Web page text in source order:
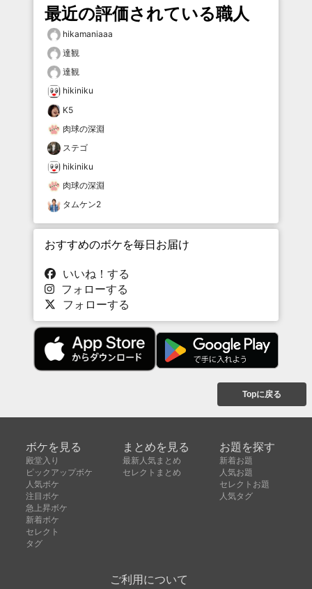
最近の評価されている職人
hikamaniaaa
達観
達観
hikiniku
K5
肉球の深淵
ステゴ
hikiniku
肉球の深淵
タムケン2
おすすめのボケを毎日お届け
いいね！する
フォローする
フォローする
Topに戻る
ボケを見る
殿堂入り
ピックアップボケ
人気ボケ
注目ボケ
急上昇ボケ
新着ボケ
セレクト
タグ
まとめを見る
最新人気まとめ
セレクトまとめ
お題を探す
新着お題
人気お題
セレクトお題
人気タグ
ご利用について